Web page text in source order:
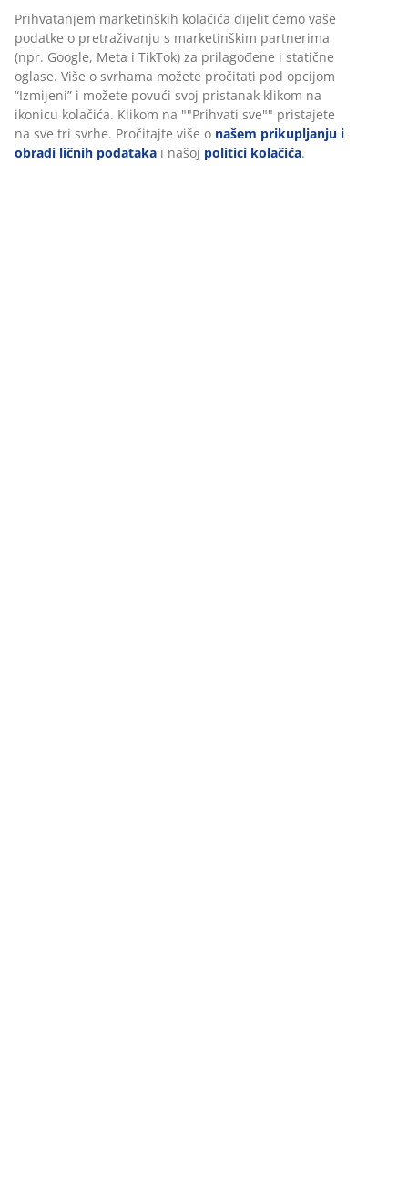
Prihvatanjem marketinških kolačića dijelit ćemo vaše
podatke o pretraživanju s marketinškim partnerima
(npr. Google, Meta i TikTok) za prilagođene i statične
oglase. Više o svrhama možete pročitati pod opcijom
“Izmijeni” i možete povući svoj pristanak klikom na
ikonicu kolačića. Klikom na ""Prihvati sve"" pristajete
na sve tri svrhe. Pročitajte više o našem prikupljanju i
obradi ličnih podataka i našoj politici kolačića.